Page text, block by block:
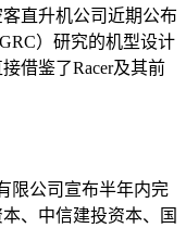
直升机公司近期公布
）研究的机型设计
借鉴了Racer及其前
限公司宣布半年内完
、中信建投资本、国